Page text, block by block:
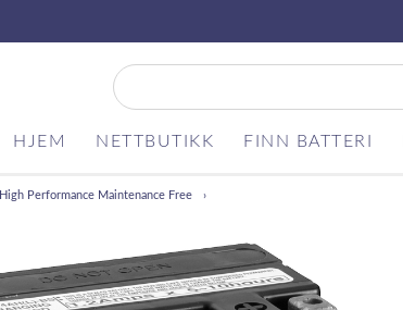
HJEM NETTBUTIKK FINN BATTERI
High Performance Maintenance Free